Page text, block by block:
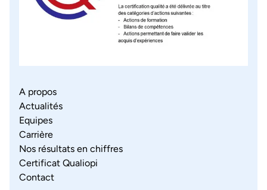
A propos
Actualités
Equipes
Carrière
Nos résultats en chiffres
Certificat Qualiopi
Contact